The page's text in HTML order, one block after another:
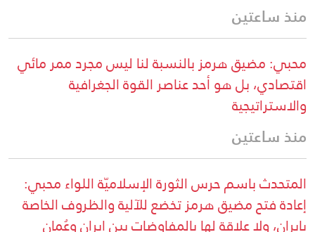
منذ ساعتين
محبي: مضيق هرمز بالنسبة لنا ليس مجرد ممر مائي
اقتصادي، بل هو أحد عناصر القوة الجغرافية
والاستراتيجية
منذ ساعتين
المتحدث باسم حرس الثورة الإسلاميّة اللواء محبي:
إعادة فتح مضيق هرمز تخضع للآلية والظروف الخاصة
بإيران، ولا علاقة لها بالمفاوضات بين إيران وعُمان